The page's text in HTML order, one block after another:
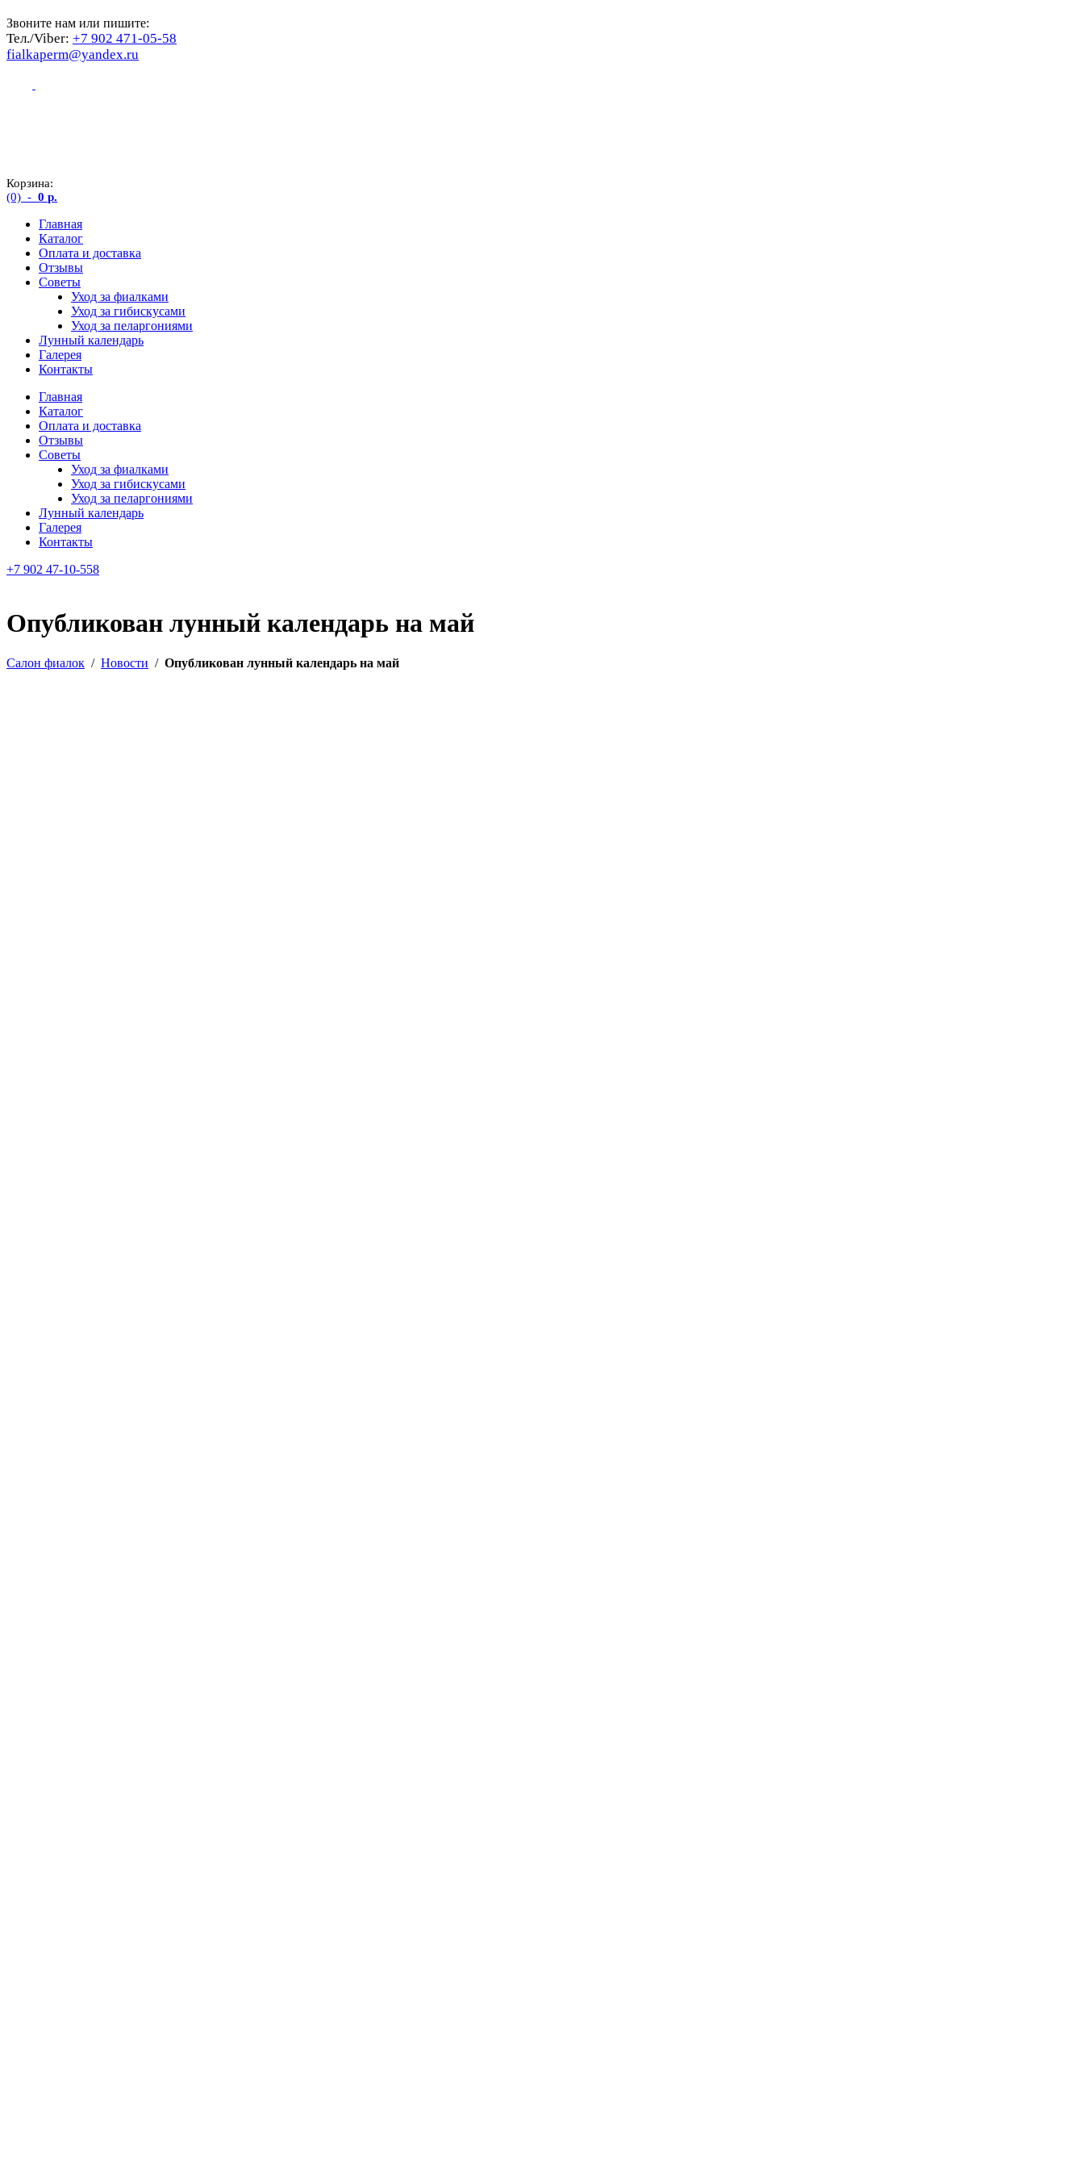
Звоните нам или пишите:
Тел./Viber: +7 902 471-05-58
fialkaperm@yandex.ru
Корзина:
(0) - 0 р.
Главная
Каталог
Оплата и доставка
Отзывы
Советы
Уход за фиалками
Уход за гибискусами
Уход за пеларгониями
Лунный календарь
Галерея
Контакты
Главная
Каталог
Оплата и доставка
Отзывы
Советы
Уход за фиалками
Уход за гибискусами
Уход за пеларгониями
Лунный календарь
Галерея
Контакты
+7 902 47-10-558
Опубликован лунный календарь на май
Салон фиалок / Новости / Опубликован лунный календарь на май